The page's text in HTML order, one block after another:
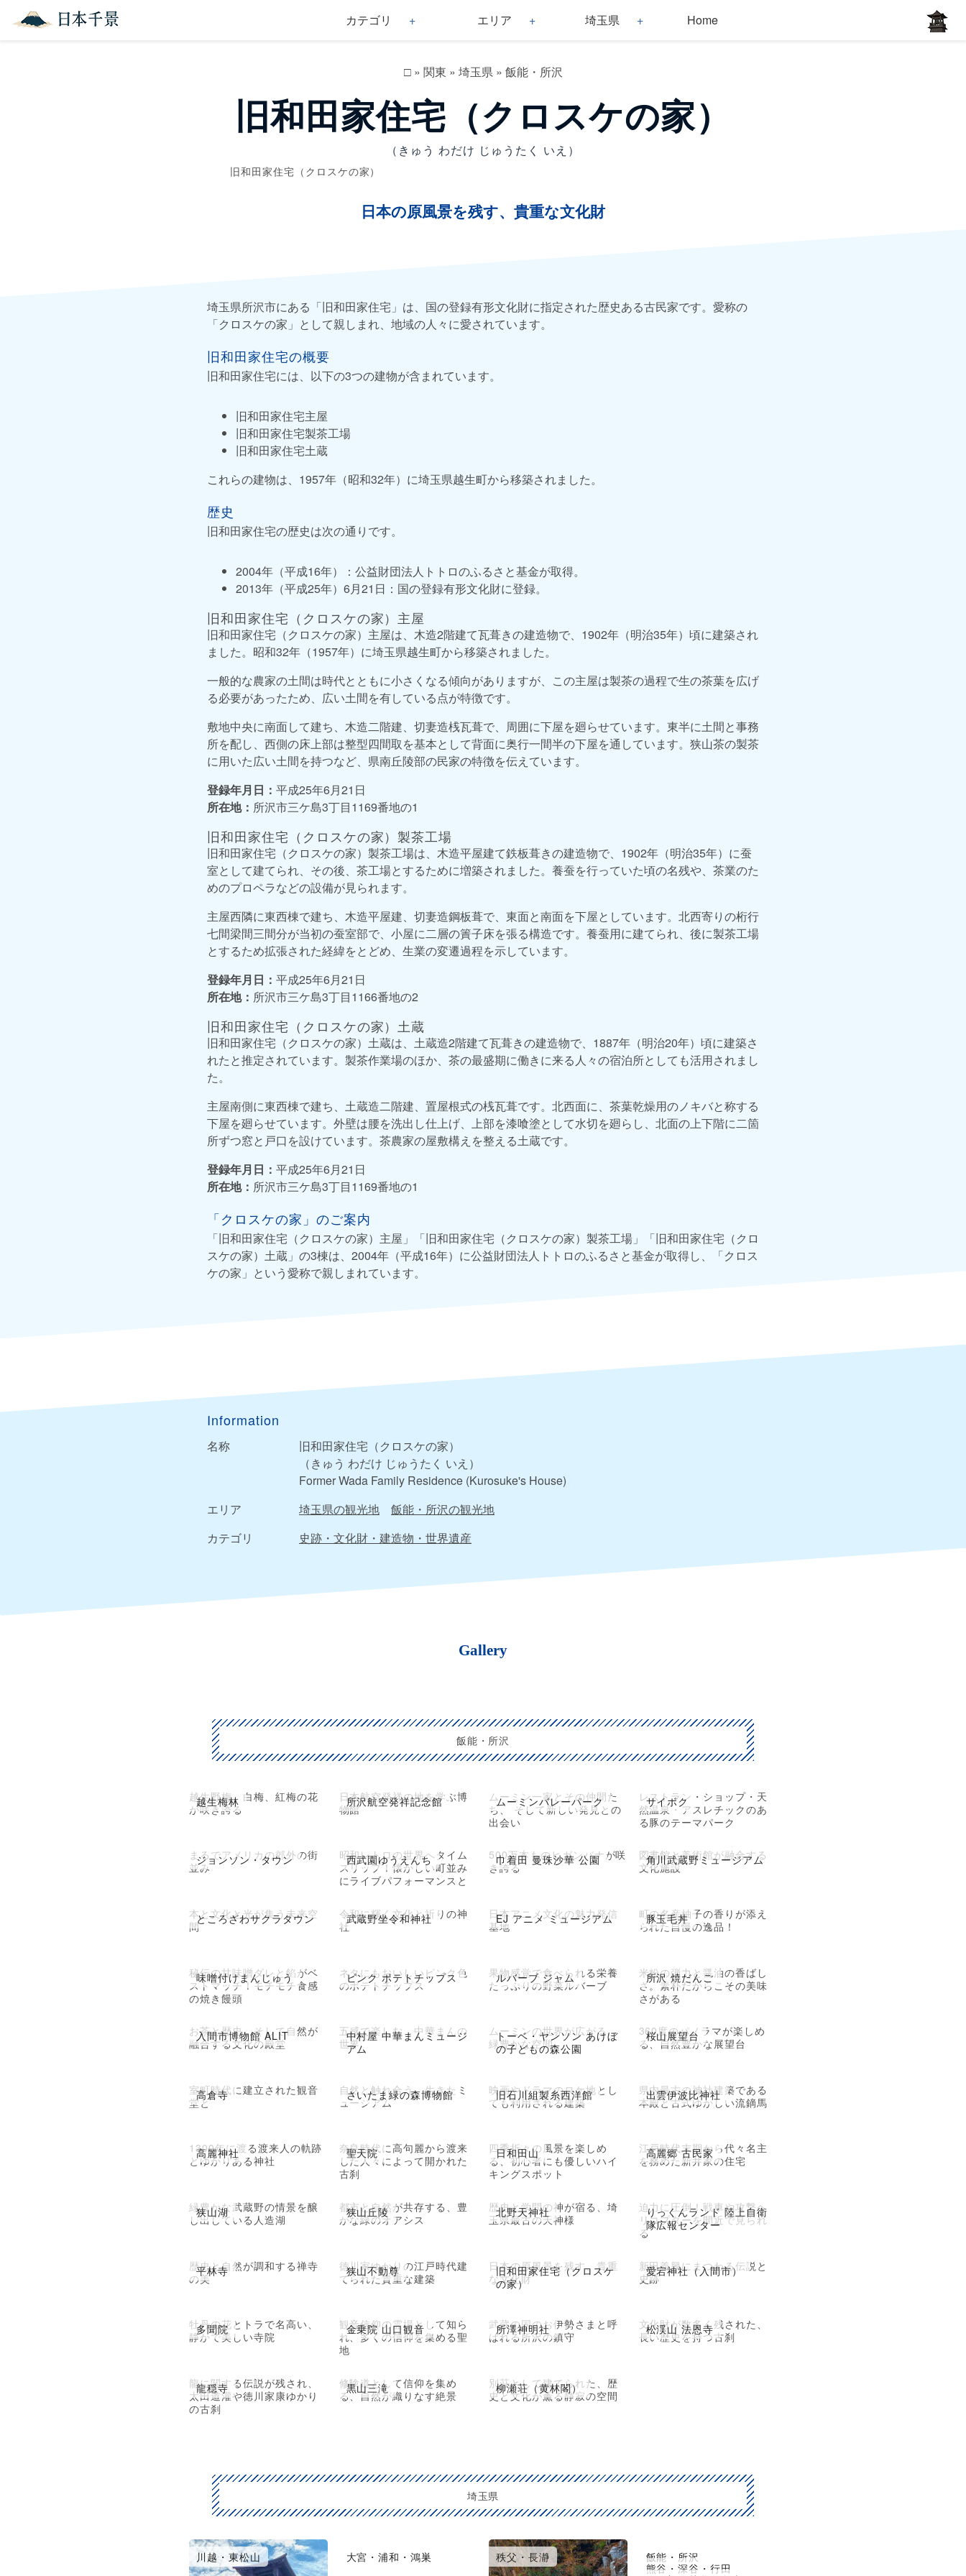
カテゴリ エリア 埼玉県 Home
□» 関東 » 埼玉県» 飯能・所沢
旧和田家住宅（クロスケの家）
（きゅう わだけ じゅうたく いえ）
旧和田家住宅（クロスケの家）
日本の原風景を残す、貴重な文化財
埼玉県所沢市にある「旧和田家住宅」は、国の登録有形文化財に指定された歴史ある古民家です。愛称の
「クロスケの家」として親しまれ、地域の人々に愛されています。
旧和田家住宅の概要
旧和田家住宅には、以下の3つの建物が含まれています。
旧和田家住宅主屋
旧和田家住宅製茶工場
旧和田家住宅土蔵
これらの建物は、1957年（昭和32年）に埼玉県越生町から移築されました。
歴史
旧和田家住宅の歴史は次の通りです。
2004年（平成16年）：公益財団法人トトロのふるさと基金が取得。
2013年（平成25年）6月21日：国の登録有形文化財に登録。
旧和田家住宅（クロスケの家）主屋
旧和田家住宅（クロスケの家）主屋は、木造2階建て瓦葺きの建造物で、1902年（明治35年）頃に建築され
ました。昭和32年（1957年）に埼玉県越生町から移築されました。
一般的な農家の土間は時代とともに小さくなる傾向がありますが、この主屋は製茶の過程で生の茶葉を広げ
る必要があったため、広い土間を有している点が特徴です。
敷地中央に南面して建ち、木造二階建、切妻造桟瓦葺で、周囲に下屋を廻らせています。東半に土間と事務
所を配し、西側の床上部は整型四間取を基本として背面に奥行一間半の下屋を通しています。狭山茶の製茶
に用いた広い土間を持つなど、県南丘陵部の民家の特徴を伝えています。
登録年月日： 平成25年6月21日
所在地： 所沢市三ケ島3丁目1169番地の1
旧和田家住宅（クロスケの家）製茶工場
旧和田家住宅（クロスケの家）製茶工場は、木造平屋建て鉄板葺きの建造物で、1902年（明治35年）に蚕
室として建てられ、その後、茶工場とするために増築されました。養蚕を行っていた頃の名残や、茶業のた
めのプロペラなどの設備が見られます。
主屋西隣に東西棟で建ち、木造平屋建、切妻造鋼板葺で、東面と南面を下屋としています。北西寄りの桁行
七間梁間三間分が当初の蚕室部で、小屋に二層の簀子床を張る構造です。養蚕用に建てられ、後に製茶工場
とするため拡張された経緯をとどめ、生業の変遷過程を示しています。
登録年月日： 平成25年6月21日
所在地： 所沢市三ケ島3丁目1166番地の2
旧和田家住宅（クロスケの家）土蔵
旧和田家住宅（クロスケの家）土蔵は、土蔵造2階建て瓦葺きの建造物で、1887年（明治20年）頃に建築さ
れたと推定されています。製茶作業場のほか、茶の最盛期に働きに来る人々の宿泊所としても活用されまし
た。
主屋南側に東西棟で建ち、土蔵造二階建、置屋根式の桟瓦葺です。北西面に、茶葉乾燥用のノキバと称する
下屋を廻らせています。外壁は腰を洗出し仕上げ、上部を漆喰塗として水切を廻らし、北面の上下階に二箇
所ずつ窓と戸口を設けています。茶農家の屋敷構えを整える土蔵です。
登録年月日： 平成25年6月21日
所在地： 所沢市三ケ島3丁目1169番地の1
「クロスケの家」のご案内
「旧和田家住宅（クロスケの家）主屋」「旧和田家住宅（クロスケの家）製茶工場」「旧和田家住宅（クロ
スケの家）土蔵」の3棟は、2004年（平成16年）に公益財団法人トトロのふるさと基金が取得し、「クロス
ケの家」という愛称で親しまれています。
Information
名称
旧和田家住宅（クロスケの家）
（きゅう わだけ じゅうたく いえ）
Former Wada Family Residence (Kurosuke's House)
エリア
埼玉県の観光地
飯能・所沢の観光地
カテゴリ
史跡・文化財・建造物・世界遺産
Gallery
飯能・所沢
越生梅林
越生野梅、白梅、紅梅の花
が咲き誇る
所沢航空発祥記念館
日本航空発祥の地を学ぶ博
物館
ムーミンバレーパーク
ムーミン一家とその仲間た
ち、 そして新しい発見との
出会い
サイボク
レストラン・ショップ・天
然温泉・アスレチックのあ
る豚のテーマパーク
ジョンソン・タウン
まるでアメリカの郊外の街
並み
西武園ゆうえんち
昭和レトロの世界へタイム
スリップ！懐かしい町並み
にライブパフォーマンスと
巾着田 曼珠沙華 公園
500万本ものヒガンバナが咲
き誇る
角川武蔵野ミュージアム
図書館と美術館が融合する
文化施設
ところざわサクラタウン
本と文化と光が集う未来空
間
武蔵野坐令和神社
令和に輝く文化と祈りの神
社
EJ アニメ ミュージアム
日本アニメ文化の魅力発信
基地
豚玉毛丼
町の名産柚子の香りが添え
られた自慢の逸品！
味噌付けまんじゅう
秘伝の甘味噌ダレと餡がベ
ストマッチ！モチモチ食感
の焼き饅頭
ピンク ポテトチップス
ネタにもおいしいピンク色
のポテトチップス
ルバーブ ジャム
果物感覚で食べられる栄養
たっぷりの野菜ルバーブ
所沢 焼だんご
米粉の弾力と醤油の香ばし
さ。素朴だからこその美味
さがある
入間市博物館 ALIT
お茶と歴史、そして自然が
融合する文化の殿堂
中村屋 中華まんミュージ
アム
五感で楽しむ、中華まんの
世界
トーベ・ヤンソン あけぼ
の子どもの森公園
ムーミンの世界が広がる、
緑豊かな空間
桜山展望台
360度のパノラマが楽しめ
る、自然豊かな展望台
高倉寺
室町時代に建立された観音
堂と
さいたま緑の森博物館
自然と触れ合う、生きたミ
ュージアム
旧石川組製糸西洋館
映画やドラマのロケ地とし
ても利用される建築
出雲伊波比神社
県内最古の神社建築である
本殿と古式ゆかしい流鏑馬
高麗神社
1300年に渡る渡来人の軌跡
とゆかりある神社
聖天院
奈良時代に高句麗から渡来
した人々によって開かれた
古刹
日和田山
四季折々の風景を楽しめ
る、初心者にも優しいハイ
キングスポット
高麗郷 古民家
江戸時代末期から代々名主
を務めた新井家の住宅
狭山湖
緑豊かな武蔵野の情景を醸
し出している人造湖
狭山丘陵
都市と自然が共存する、豊
かな緑のオアシス
北野天神社
歴史と学問の神が宿る、埼
玉県最古の天神様
りっくんランド 陸上自衛
隊広報センター
迫力に圧倒！戦車や攻撃ヘ
リコプターを間近で見られ
る
平林寺
歴史と自然が調和する禅寺
の美
狭山不動尊
徳川家ゆかりの江戸時代建
てられた貴重な建築
旧和田家住宅（クロスケ
の家）
日本の原風景を残す、貴重
な文化財
愛宕神社（入間市）
新田義興にまつわる伝説と
史跡
多聞院
牡丹の花とトラで名高い、
静かで美しい寺院
金乗院 山口観音
観音信仰の霊場として知ら
れ、多くの信仰を集める聖
地
所澤神明社
武蔵の国のお伊勢さまと呼
ばれる所沢の鎮守
松渓山 法恩寺
文化財が数多く残された、
長い歴史を持つ古刹
龍穏寺
龍に関する伝説が残され、
太田道灌や徳川家康ゆかり
の古刹
黒山三滝
修験道として信仰を集め
る、自然が織りなす絶景
柳瀬荘（黄林閣）
別荘として建てられた、歴
史と文化が薫る静寂の空間
埼玉県
川越・東松山 大宮・浦和・鴻巣 秩父・長瀞
飯能・所沢
熊谷・深谷・行田